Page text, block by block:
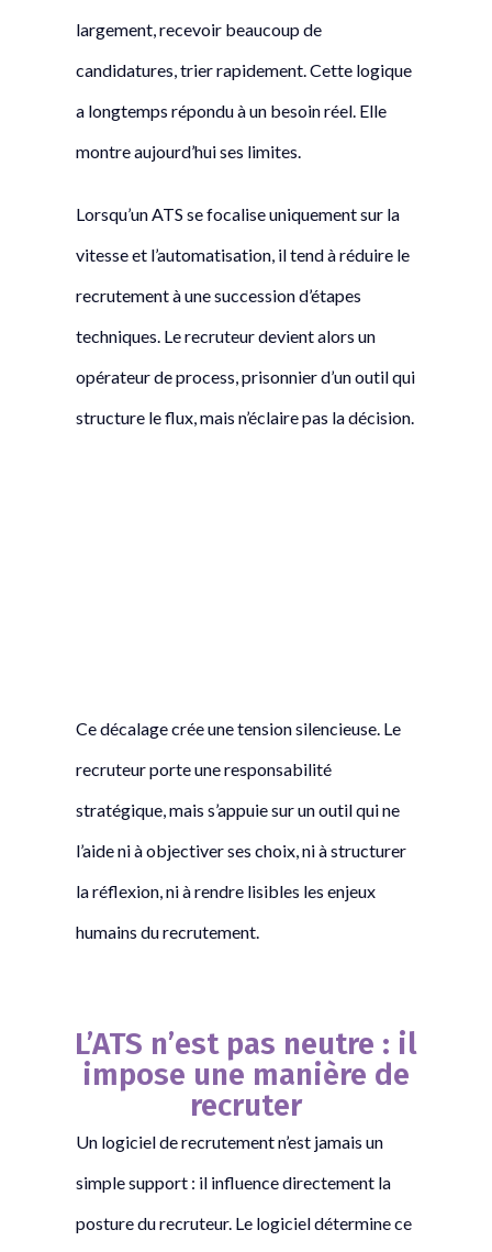
largement, recevoir beaucoup de
candidatures, trier rapidement. Cette logique
a longtemps répondu à un besoin réel. Elle
montre aujourd’hui ses limites.
Lorsqu’un ATS se focalise uniquement sur la
vitesse et l’automatisation, il tend à réduire le
recrutement à une succession d’étapes
techniques. Le recruteur devient alors un
opérateur de process, prisonnier d’un outil qui
structure le flux, mais n’éclaire pas la décision.
Ce décalage crée une tension silencieuse. Le
recruteur porte une responsabilité
stratégique, mais s’appuie sur un outil qui ne
l’aide ni à objectiver ses choix, ni à structurer
la réflexion, ni à rendre lisibles les enjeux
humains du recrutement.
L’ATS n’est pas neutre : il
impose une manière de
recruter
Un logiciel de recrutement n’est jamais un
simple support : il influence directement la
posture du recruteur. Le logiciel détermine ce